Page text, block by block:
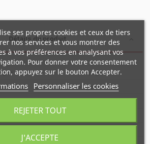
Détails du produit
100 pages
Magazine
ses propres cookies et ceux de tiers
nos services et vous montrer des
à vos préférences en analysant vos
Pour donner votre consentement
appuyez sur le bouton Accepter.
Personnaliser les cookies
REJETER TOUT
J'ACCEPTE